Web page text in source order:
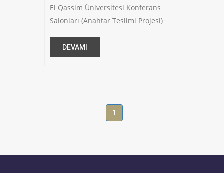
El Qassim Üniversitesi Konferans
Salonları (Anahtar Teslimi Projesi)
DEVAMI
1